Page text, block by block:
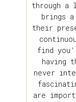
through a
brings
their
find
having
never
are